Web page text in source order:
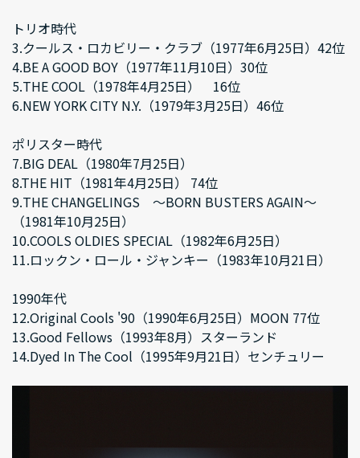
トリオ時代
3.クールス・ロカビリー・クラブ（1977年6月25日）42位
4.BE A GOOD BOY（1977年11月10日）30位
5.THE COOL（1978年4月25日） 16位
6.NEW YORK CITY N.Y.（1979年3月25日）46位
ポリスター時代
7.BIG DEAL（1980年7月25日）
8.THE HIT（1981年4月25日） 74位
9.THE CHANGELINGS ～BORN BUSTERS AGAIN～
（1981年10月25日）
10.COOLS OLDIES SPECIAL（1982年6月25日）
11.ロックン・ロール・ジャンキー（1983年10月21日）
1990年代
12.Original Cools '90（1990年6月25日）MOON 77位
13.Good Fellows（1993年8月）スターランド
14.Dyed In The Cool（1995年9月21日）センチュリー